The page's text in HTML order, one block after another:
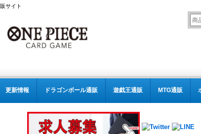
サイト
更新情報 ドラゴンボール通販 遊戯王通販 MTG通販